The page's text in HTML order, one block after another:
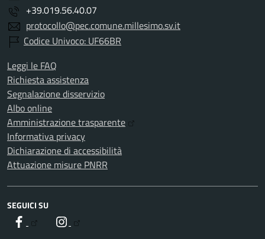
+39.019.56.40.07
protocollo@pec.comune.millesimo.sv.it
Codice Univoco: UF66BR
Leggi le FAQ
Richiesta assistenza
Segnalazione disservizio
Albo online
Amministrazione trasparente
Informativa privacy
Dichiarazione di accessibilità
Attuazione misure PNRR
SEGUICI SU
Facebook Instagram